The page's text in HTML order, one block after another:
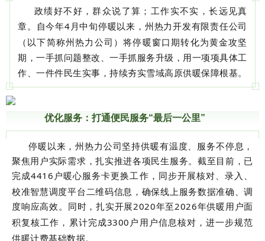
政绩好不好，群众说了算；工作实不实，长远见真
章。自今年4月中旬停暖以来，州热力开发有限责任公司
（以下简称州热力公司）将停暖窗口期转化为黄金攻坚
期，一手抓问题整改、一手抓服务升级，用一项项具体工
作、一件件民生实事，持续夯实雪域高原供暖保障根基。
优化服务：打通便民服务“最后一公里”
停暖以来，州热力公司坚持供暖有温度、服务不停息，
聚焦用户实际需求，扎实推进各项民生服务。截至目前，已
完成4416 户暖心服务卡更换工作，同步开展核对、录入、
校准智慧调度平台二维码信息，确保线上服务数据准确、调
度响应高效。同时，扎实开展2020年至2026年供暖用户面
积复核工作，累计完成3300 户用户信息核对，进一步规范
供暖计费基础数据。